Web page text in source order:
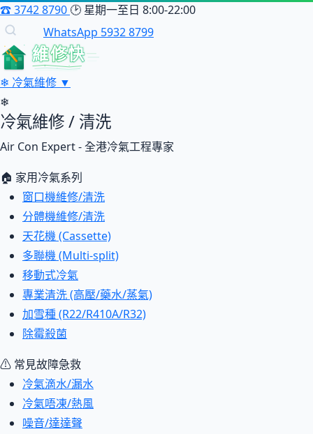
☎3742 8790 🕑 星期一至日 8:00-22:00
WhatsApp 5932 8799
維修快
❄ 冷氣維修 ▼
❄
冷氣維修 / 清洗
Air Con Expert - 全港冷氣工程專家
🏠 家用冷氣系列
窗口機維修/清洗
分體機維修/清洗
天花機 (Cassette)
多聯機 (Multi-split)
移動式冷氣
專業清洗 (高壓/藥水/蒸氣)
加雪種 (R22/R410A/R32)
除霉殺菌
⚠ 常見故障急救
冷氣滴水/漏水
冷氣唔凍/熱風
噪音/達達聲